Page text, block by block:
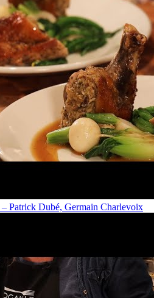
Patrick Dubé, Germain Charlevoix